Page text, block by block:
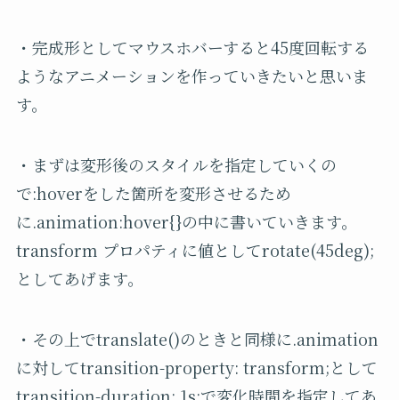
・完成形としてマウスホバーすると45度回転する
ようなアニメーションを作っていきたいと思いま
す。
・まずは変形後のスタイルを指定していくの
で:hoverをした箇所を変形させるため
に.animation:hover{}の中に書いていきます。
transform プロパティに値としてrotate(45deg);
としてあげます。
・その上でtranslate()のときと同様に.animation
に対してtransition-property: transform;として
transition-duration: 1s;で変化時間を指定してあ